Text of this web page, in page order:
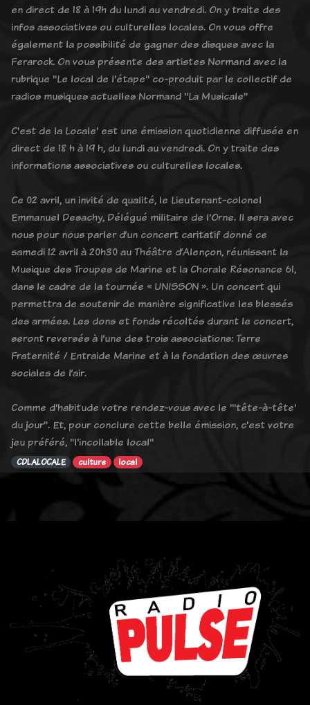
en direct de 18 à 19h du lundi au vendredi. On y traite des
infos associatives ou culturelles locales. On vous offre
également la possibilité de gagner des disques avec la
Ferarock. On vous présente des artistes Normand avec la
rubrique "Le local de l'étape" co-produit par le collectif de
radios musiques actuelles Normand "La Musicale"
C'est de la Locale' est une émission quotidienne diffusée en
direct de 18 h à 19 h, du lundi au vendredi. On y traite des
informations associatives ou culturelles locales.
Ce 02 avril, un invité de qualité, le Lieutenant-colonel
Emmanuel Desachy, Délégué militaire de l'Orne. Il sera avec
nous pour nous parler d’un concert caritatif donné ce
samedi 12 avril à 20h30 au Théâtre d’Alençon, réunissant la
Musique des Troupes de Marine et la Chorale Résonance 61,
dans le cadre de la tournée « UNISSON ». Un concert qui
permettra de soutenir de manière significative les blessés
des armées. Les dons et fonds récoltés durant le concert,
seront reversés à l’une des trois associations: Terre
Fraternité / Entraide Marine et à la fondation des œuvres
sociales de l’air.
Comme d'habitude votre rendez-vous avec le "'tête-à-tête'
du jour". Et, pour conclure cette belle émission, c'est votre
jeu préféré, "l'incollable local"
CDLALOCALE culture local